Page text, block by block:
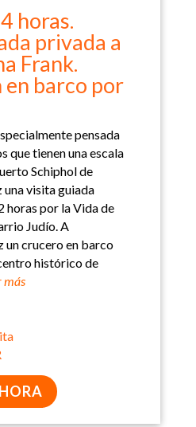
horas.
privada a
Frank.
en barco por
pensada
que tienen una escala
Schiphol de
una visita guiada
horas por la Vida de
Judío.A
un crucero en barco
histórico de
más